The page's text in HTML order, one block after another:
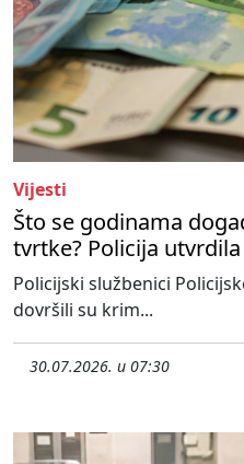
Vijesti
Što se godinama
tvrtke? Policija
Policijski službenici
dovršili su krim...
30.07.2026. u 07:30